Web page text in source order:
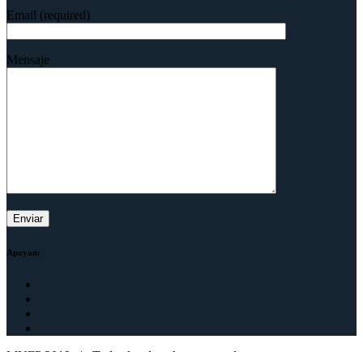
Email (required)
Mensaje
Apoyan: